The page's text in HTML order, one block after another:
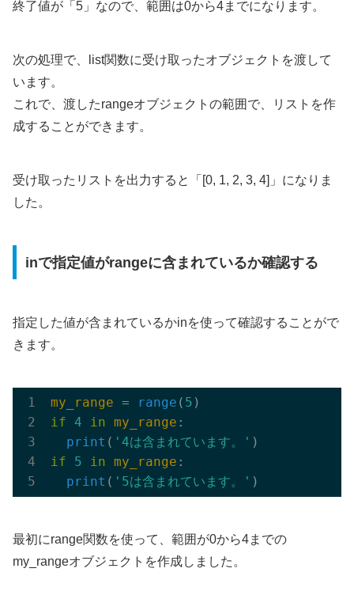
終了値が「5」なので、範囲は0から4までになります。
次の処理で、list関数に受け取ったオブジェクトを渡して
います。
これで、渡したrangeオブジェクトの範囲で、リストを作
成することができます。
受け取ったリストを出力すると「[0, 1, 2, 3, 4]」になりま
した。
inで指定値がrangeに含まれているか確認する
指定した値が含まれているかinを使って確認することがで
きます。
my_range = range ( 5 )
if 4 in my_range :
print ( '4は含まれています。' )
if
5 in my_range :
print ( '5は含まれています。' )
最初にrange関数を使って、範囲が0から4までの
my_rangeオブジェクトを作成しました。